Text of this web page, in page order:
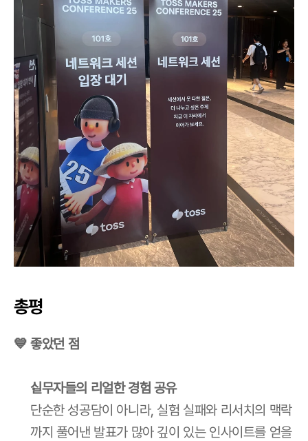
총평
💙 좋았던 점
실무자들의 리얼한 경험 공유
단순한 성공담이 아니라, 실험 실패와 리서치의 맥락
까지 풀어낸 발표가 많아 깊이 있는 인사이트를 얻을